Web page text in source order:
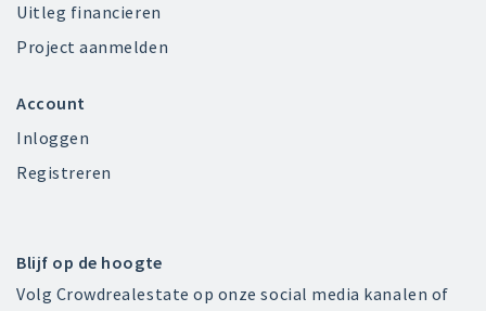
Uitleg financieren
Project aanmelden
Account
Inloggen
Registreren
Blijf op de hoogte
Volg Crowdrealestate op onze social media kanalen of